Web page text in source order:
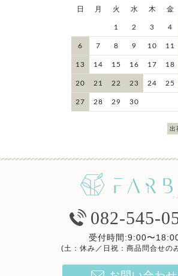
日 月 火 水 木 金
1 2 3 4
6 7 8 9 10 11
13 14 15 16 17 18
20 21 22 23 24 25
27 28 29 30
出
082-545-
受付時間:9:00〜
(土：休み／日祝：商品問合せの